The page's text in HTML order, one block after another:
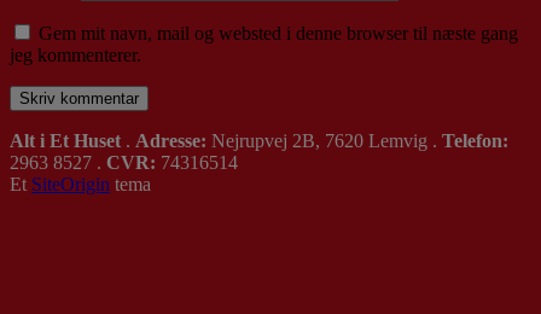
Gem mit navn, mail og websted i denne browser til næste gang
jeg kommenterer.
Alt i Et Huset . Adresse: Nejrupvej 2B, 7620 Lemvig . Telefon:
2963 8527 . CVR: 74316514
Et SiteOrigin tema